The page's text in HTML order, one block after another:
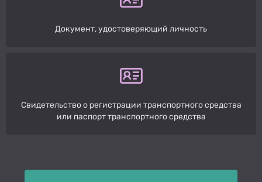
Документ, удостоверяющий личность
Свидетельство о регистрации транспортного средства
или паспорт транспортного средства